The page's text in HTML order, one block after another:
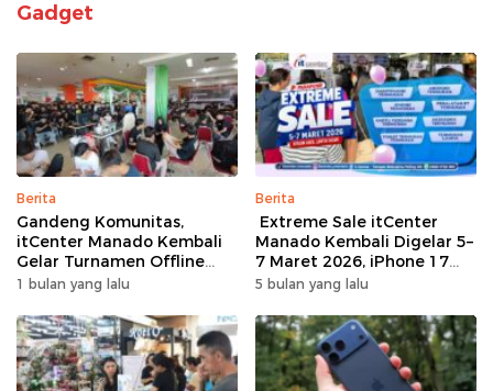
Gadget
Berita
Gandeng Komunitas,
itCenter Manado Kembali
Gelar Turnamen Offline
Free Fire, 60 Tim Siap
1 bulan yang lalu
Berita
Extreme Sale itCenter
Manado Kembali Digelar 5–
7 Maret 2026, iPhone 17
Pro Max Diskon hingga
5 bulan yang lalu